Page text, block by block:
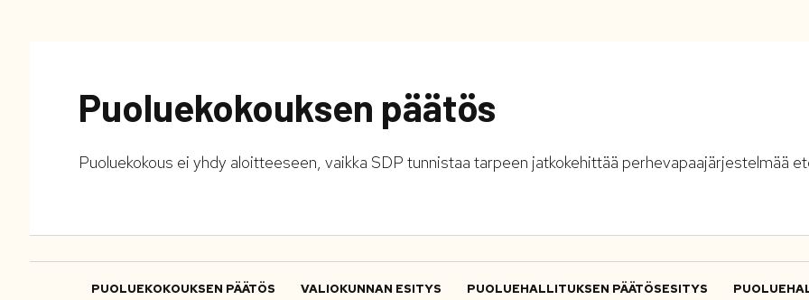
Puoluekokouksen päätös
Puoluekokous ei yhdy aloitteeseen, vaikka SDP tunnistaa tarpeen jatkokehittää perhevapaajärjestelmää
PUOLUEKOKOUKSEN PÄÄTÖS VALIOKUNNAN ESITYS PUOLUEHALLITUKSEN PÄÄTÖSESITYS